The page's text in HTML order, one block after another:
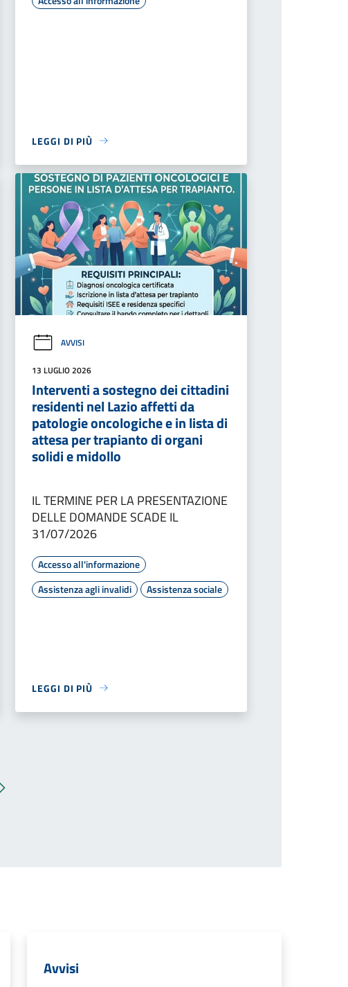
LEGGI DI PIÙ
AVVISI
13 LUGLIO 2026
Interventi a sostegno dei cittadini
residenti nel Lazio affetti da
patologie oncologiche e in lista di
attesa per trapianto di organi
solidi e midollo
IL TERMINE PER LA PRESENTAZIONE
DELLE DOMANDE SCADE IL
31/07/2026
Accesso all'informazione
Assistenza agli invalidi
Assistenza sociale
LEGGI DI PIÙ
Pagina successiva
Avvisi